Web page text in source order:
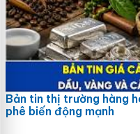
Bản tin thị trường hàng
phê biến động mạnh